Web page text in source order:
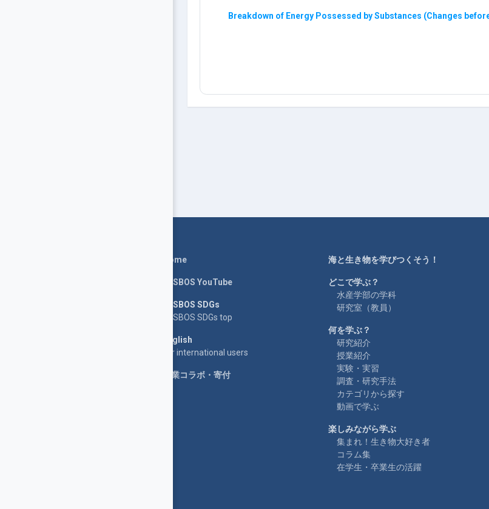
Breakdown of Energy Possessed by Substances (Changes
Home
LASBOS YouTube
LASBOS SDGs
LASBOS SDGs top
English
For international users
企業コラボ・寄付
海と生き物を学びつくそう！
どこで学ぶ？
水産学部の学科
研究室（教員）
何を学ぶ？
研究紹介
授業紹介
実験・実習
調査・研究手法
カテゴリから探す
動画で学ぶ
楽しみながら学ぶ
集まれ！生き物大好き者
コラム集
在学生・卒業生の活躍